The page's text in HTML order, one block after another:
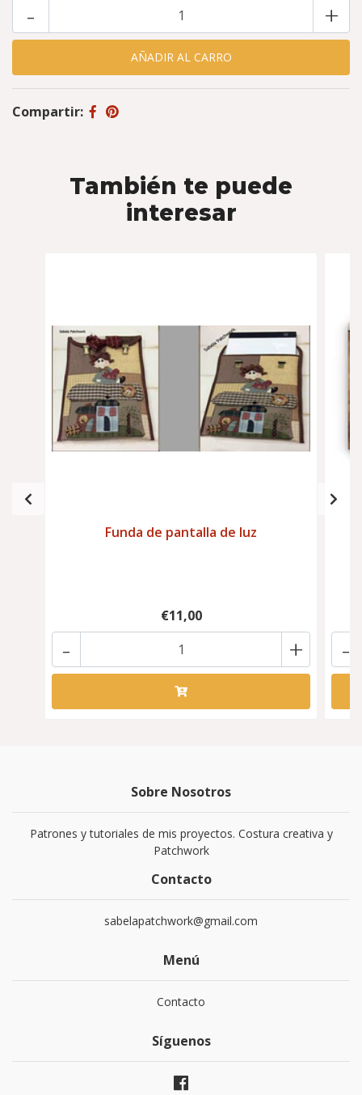
+
-
Compartir:
También te puede
interesar
Funda de pantalla de luz
€11,00
+
- -
Sobre Nosotros
Patrones y tutoriales de mis proyectos. Costura creativa y
Patchwork
Contacto
sabelapatchwork@gmail.com
Menú
Contacto
Síguenos